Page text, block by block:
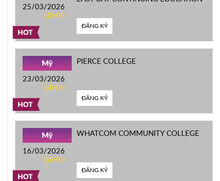
HOT
25/03/2026
10h00
ĐĂNG KÝ
HOT
Mỹ
23/03/2026
14h00
PIERCE COLLEGE
ĐĂNG KÝ
HOT
Mỹ
16/03/2026
16h00
WHATCOM COMMUNITY COLLEGE
ĐĂNG KÝ